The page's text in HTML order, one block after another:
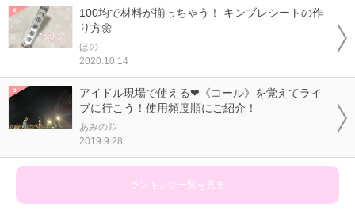
100均で材料が揃っちゃう！ キンブレシートの作
り方🌼
ほの
2020.10.14
アイドル現場で使える❤《コール》を覚えてライ
ブに行こう！使用頻度順にご紹介！
あみのｻﾝ
2019.9.28
ランキング一覧を見る